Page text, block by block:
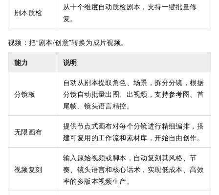
剧本质检
从十个维度自动质检剧本，支持一键批量修
复。
视频：把“剧本/创意”转换为成片视频。
能力 说明
分镜板
自动从剧本提取角色、场景，拆分分镜，根据
分镜自动批量出图、出视频，支持参考图、首
尾帧、镜头语言精控。
无限画布
提供节点式画布对每个分镜进行精细编排，搭
建可复用的工作流和素材库，开始自由创作。
视频复刻
输入原始视频或脚本，自动复刻其风格、节
奏、镜头语言和核心话术，实现低成本、高效
率的多版本视频生产。